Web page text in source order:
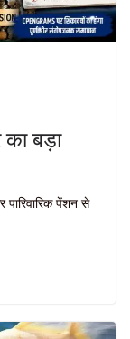
बड़ा
पेंशन से